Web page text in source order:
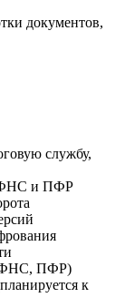
документов,
службу,
ФНС и ПФР
(ФНС, ПФР)
к